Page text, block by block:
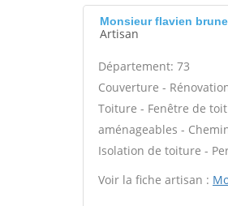
Monsieur flavien
Artisan
Département: 73
Couverture -
Toiture - Fenêtre de
aménageables -
Isolation de toiture -
Voir la fiche artisan :